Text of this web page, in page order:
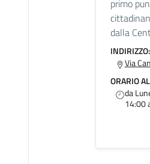
primo
dalla
INDIRIZZO:
Via
ORARIO
da
14:00